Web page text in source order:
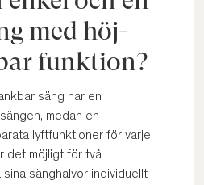
med höj-
funktion?
säng har en
medan en
lyftfunktioner för varje
det möjligt för två
sänghalvor individuellt